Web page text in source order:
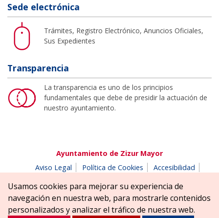
Sede electrónica
Trámites, Registro Electrónico, Anuncios Oficiales,
Sus Expedientes
Transparencia
La transparencia es uno de los principios
fundamentales que debe de presidir la actuación de
nuestro ayuntamiento.
Ayuntamiento de Zizur Mayor
Aviso Legal
Política de Cookies
Accesibilidad
Parque Erreniega parkea, s/n | 31180 Zizur Mayor-Zizur
Nagusia (NAVARRA-NAFARROA)
Tel. 948 181900
ayuntamiento@zizurmayor.es
Usamos cookies para mejorar su experiencia de
navegación en nuestra web, para mostrarle contenidos
personalizados y analizar el tráfico de nuestra web.